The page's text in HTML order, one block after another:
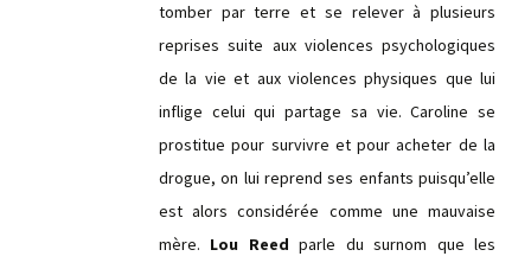
tomber par terre et se relever à plusieurs
reprises suite aux violences psychologiques
de la vie et aux violences physiques que lui
inflige celui qui partage sa vie. Caroline se
prostitue pour survivre et pour acheter de la
drogue, on lui reprend ses enfants puisqu’elle
est alors considérée comme une mauvaise
mère. Lou Reed parle du surnom que les